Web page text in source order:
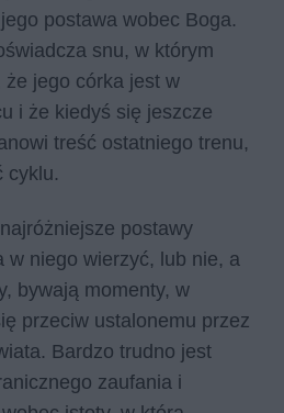
postawa wobec Boga.
snu, w którym
jego córka jest w
i że kiedyś się jeszcze
treść ostatniego trenu,
cyklu.
postawy
w niego wierzyć, lub nie, a
bywają momenty, w
przeciw ustalonemu przez
Bardzo trudno jest
zaufania i